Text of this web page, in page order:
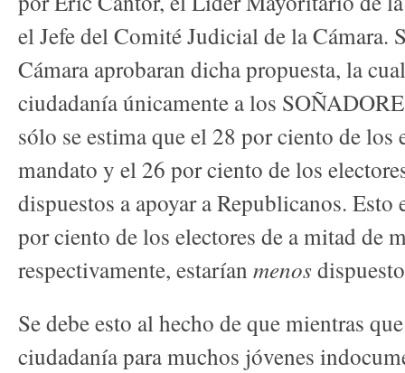
el Jefe del Comité Judicial de la Cámara.
Cámara aprobaran dicha propuesta, la
ciudadanía únicamente a los
sólo se estima que el 28 por ciento de los
mandato y el 26 por ciento de los
dispuestos a apoyar a Republicanos.
por ciento de los electores de a mitad de
respectivamente, estarían menos
Se debe esto al hecho de que mientras
ciudadanía para muchos jóvenes